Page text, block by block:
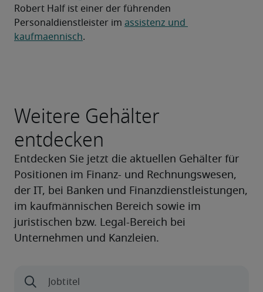
Robert Half ist einer der führenden
Personaldienstleister im assistenz und
kaufmaennisch.
Weitere Gehälter
entdecken